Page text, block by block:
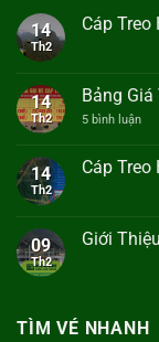
14
Th2
Cáp Treo
luận
ở
Cáp
Bình
Dài
14
Th2
Bảng
5 bình luậnở
Vé
Cáp
2026
14
Th2
Cáp
luận
ở
Qua
09
Th2
Giới
Giới
TÌM VÉ NHANH